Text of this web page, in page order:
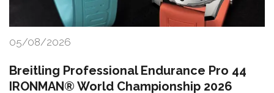
05/08/2026
Breitling Professional Endurance Pro 44
IRONMAN® World Championship 2026